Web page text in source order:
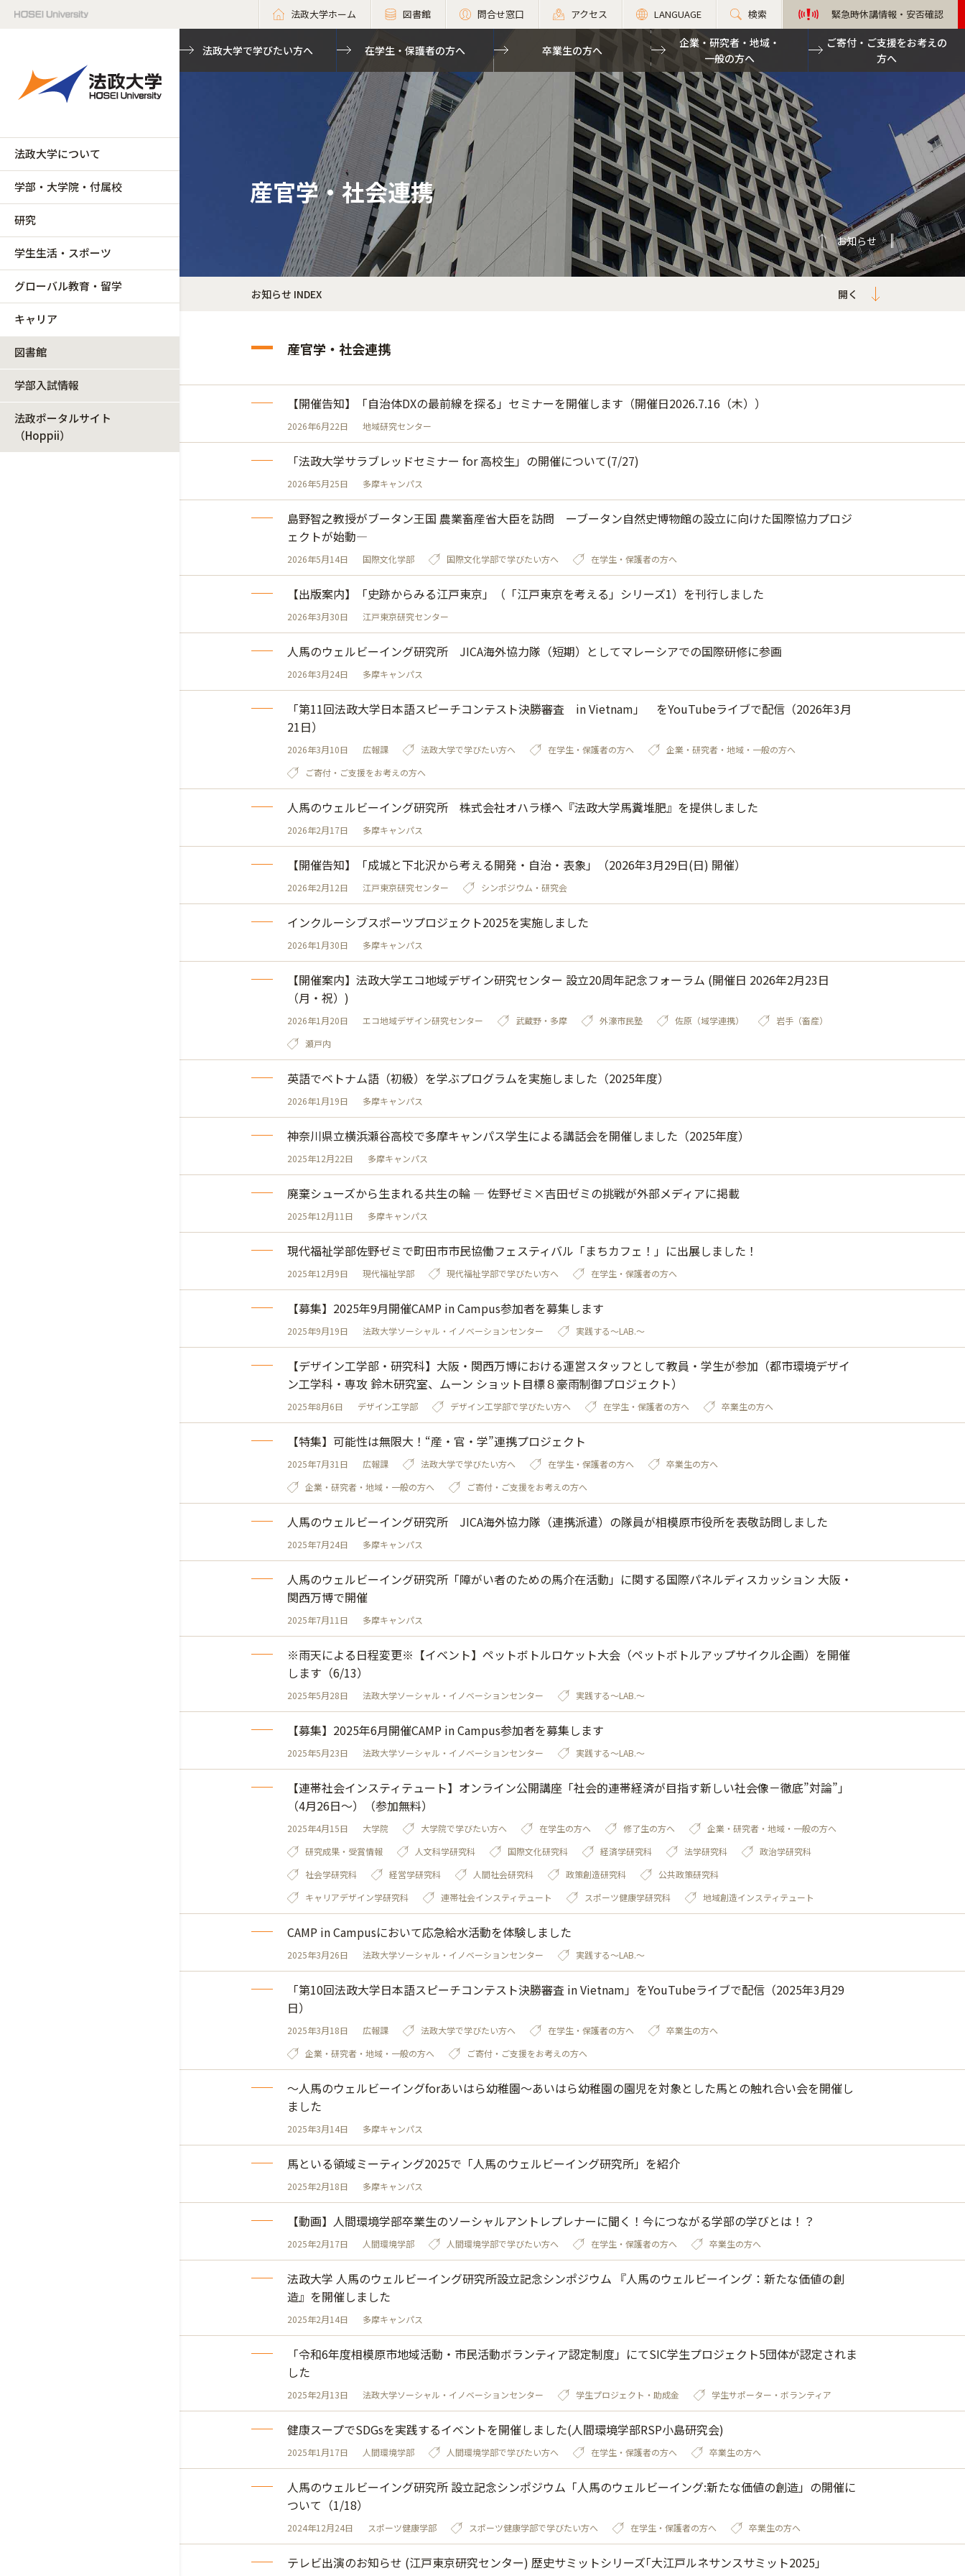
法政大学ホーム 図書館 問合せ窓口 アクセス LANGUAGE 検索 緊急時休講情報・安否確認
法政大学について
学部・大学院・付属校
研究
学生生活・スポーツ
グローバル教育・留学
キャリア
図書館
学部入試情報
法政ポータルサイト
（Hoppii）
法政大学で学びたい方へ 在学生・保護者の方へ 卒業生の方へ
企業・研究者・地域・
一般の方へ
ご寄付・ご支援をお考えの
方へ
産官学・社会連携
お知らせ
お知らせ INDEX
産官学・社会連携
【開催告知】「自治体DXの最前線を探る」セミナーを開催します（開催日2026.7.16（木））
2026年6月22日 地域研究センター
「法政大学サラブレッドセミナー for 高校生」の開催について(7/27)
2026年5月25日 多摩キャンパス
島野智之教授がブータン王国 農業畜産省大臣を訪問 ーブータン自然史博物館の設立に向けた国際協力プロジ
ェクトが始動—
2026年5月14日 国際文化学部 国際文化学部で学びたい方へ 在学生・保護者の方へ
【出版案内】「史跡からみる江戸東京」（「江戸東京を考える」シリーズ1）を刊行しました
2026年3月30日 江戸東京研究センター
人馬のウェルビーイング研究所 JICA海外協力隊（短期）としてマレーシアでの国際研修に参画
2026年3月24日 多摩キャンパス
「第11回法政大学日本語スピーチコンテスト決勝審査 in Vietnam」 をYouTubeライブで配信（2026年3月
21日）
2026年3月10日 広報課 法政大学で学びたい方へ 在学生・保護者の方へ
企業・研究者・地域・一般の方へ
ご寄付・ご支援をお考えの方へ
人馬のウェルビーイング研究所 株式会社オハラ様へ『法政大学馬糞堆肥』を提供しました
2026年2月17日 多摩キャンパス
【開催告知】「成城と下北沢から考える開発・自治・表象」（2026年3月29日(日) 開催）
2026年2月12日 江戸東京研究センター シンポジウム・研究会
インクルーシブスポーツプロジェクト2025を実施しました
2026年1月30日 多摩キャンパス
【開催案内】法政大学エコ地域デザイン研究センター 設立20周年記念フォーラム (開催日 2026年2月23日
（月・祝）)
2026年1月20日 エコ地域デザイン研究センター 武蔵野・多摩 外濠市民塾 佐原（域学連携）
岩手（畜産）
瀬戸内
英語でベトナム語（初級）を学ぶプログラムを実施しました（2025年度）
2026年1月19日 多摩キャンパス
神奈川県立横浜瀬谷高校で多摩キャンパス学生による講話会を開催しました（2025年度）
2025年12月22日 多摩キャンパス
廃棄シューズから生まれる共生の輪 ― 佐野ゼミ×吉田ゼミの挑戦が外部メディアに掲載
2025年12月11日 多摩キャンパス
現代福祉学部佐野ゼミで町田市市民協働フェスティバル「まちカフェ！」に出展しました！
2025年12月9日 現代福祉学部 現代福祉学部で学びたい方へ 在学生・保護者の方へ
【募集】2025年9月開催CAMP in Campus参加者を募集します
2025年9月19日 法政大学ソーシャル・イノベーションセンター 実践する～LAB.～
【デザイン工学部・研究科】大阪・関西万博における運営スタッフとして教員・学生が参加（都市環境デザイ
ン工学科・専攻 鈴木研究室、ムーン ショット目標８豪雨制御プロジェクト）
2025年8月6日 デザイン工学部 デザイン工学部で学びたい方へ 在学生・保護者の方へ 卒業生の方へ
【特集】可能性は無限大！“産・官・学”連携プロジェクト
2025年7月31日 広報課 法政大学で学びたい方へ 在学生・保護者の方へ
卒業生の方へ
企業・研究者・地域・一般の方へ
ご寄付・ご支援をお考えの方へ
人馬のウェルビーイング研究所 JICA海外協力隊（連携派遣）の隊員が相模原市役所を表敬訪問しました
2025年7月24日 多摩キャンパス
人馬のウェルビーイング研究所「障がい者のための馬介在活動」に関する国際パネルディスカッション 大阪・
関西万博で開催
2025年7月11日 多摩キャンパス
※雨天による日程変更※【イベント】ペットボトルロケット大会（ペットボトルアップサイクル企画）を開催
します（6/13）
2025年5月28日 法政大学ソーシャル・イノベーションセンター 実践する～LAB.～
【募集】2025年6月開催CAMP in Campus参加者を募集します
2025年5月23日 法政大学ソーシャル・イノベーションセンター 実践する～LAB.～
【連帯社会インスティテュート】オンライン公開講座「社会的連帯経済が目指す新しい社会像－徹底”対論”」
（4月26日～）（参加無料）
2025年4月15日 大学院 大学院で学びたい方へ 在学生の方へ 修了生の方へ
企業・研究者・地域・一般の方へ
研究成果・受賞情報
人文科学研究科 国際文化研究科 経済学研究科 法学研究科
政治学研究科
社会学研究科
経営学研究科 人間社会研究科 政策創造研究科
公共政策研究科
キャリアデザイン学研究科
連帯社会インスティテュート スポーツ健康学研究科 地域創造インスティテュート
CAMP in Campusにおいて応急給水活動を体験しました
2025年3月26日 法政大学ソーシャル・イノベーションセンター 実践する～LAB.～
「第10回法政大学日本語スピーチコンテスト決勝審査 in Vietnam」をYouTubeライブで配信（2025年3月29
日）
2025年3月18日 広報課 法政大学で学びたい方へ 在学生・保護者の方へ
卒業生の方へ
企業・研究者・地域・一般の方へ
ご寄付・ご支援をお考えの方へ
～人馬のウェルビーイングforあいはら幼稚園～あいはら幼稚園の園児を対象とした馬との触れ合い会を開催し
ました
2025年3月14日 多摩キャンパス
馬といる領域ミーティング2025で「人馬のウェルビーイング研究所」を紹介
2025年2月18日 多摩キャンパス
【動画】人間環境学部卒業生のソーシャルアントレプレナーに聞く！今につながる学部の学びとは！？
2025年2月17日 人間環境学部 人間環境学部で学びたい方へ 在学生・保護者の方へ 卒業生の方へ
法政大学 人馬のウェルビーイング研究所設立記念シンポジウム 『人馬のウェルビーイング：新たな価値の創
造』を開催しました
2025年2月14日 多摩キャンパス
「令和6年度相模原市地域活動・市民活動ボランティア認定制度」にてSIC学生プロジェクト5団体が認定されま
した
2025年2月13日 法政大学ソーシャル・イノベーションセンター 学生プロジェクト・助成金 学生サポーター・ボランティア
健康スープでSDGsを実践するイベントを開催しました(人間環境学部RSP小島研究会)
2025年1月17日 人間環境学部 人間環境学部で学びたい方へ 在学生・保護者の方へ 卒業生の方へ
人馬のウェルビーイング研究所 設立記念シンポジウム「人馬のウェルビーイング:新たな価値の創造」の開催に
ついて（1/18）
2024年12月24日 スポーツ健康学部 スポーツ健康学部で学びたい方へ 在学生・保護者の方へ 卒業生の方へ
テレビ出演のお知らせ (江戸東京研究センター) 歴史サミットシリーズ｢大江戸ルネサンスサミット2025｣